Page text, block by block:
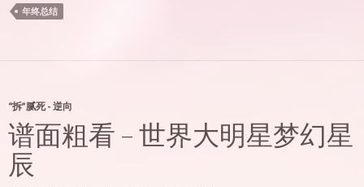
年终总结
“拆”腻死 - 逆向
谱面粗看 – 世界大明星梦幻星
辰